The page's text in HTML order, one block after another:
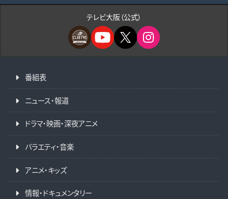
テレビ大阪（公式）
番組表
ニュース・報道
ドラマ・映画・深夜アニメ
バラエティ・音楽
アニメ・キッズ
情報・ドキュメンタリー